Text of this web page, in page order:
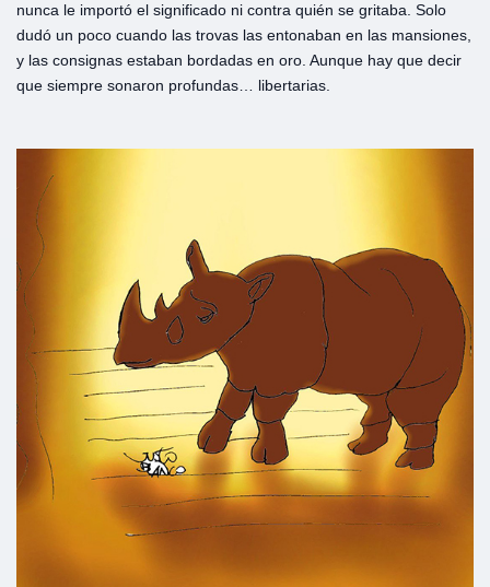
nunca le importó el significado ni contra quién se gritaba. Solo
dudó un poco cuando las trovas las entonaban en las mansiones,
y las consignas estaban bordadas en oro. Aunque hay que decir
que siempre sonaron profundas… libertarias.